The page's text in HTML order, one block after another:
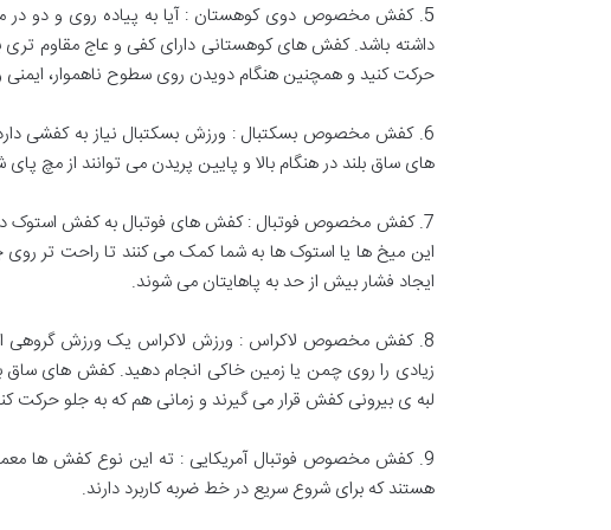
5. کفش مخصوص دوی کوهستان : آیا به پیاده روی و دو در
داشته باشد. کفش های کوهستانی دارای کفی و عاج مقاوم
حرکت کنید و همچنین هنگام دویدن روی سطوح ناهموار،
6. کفش مخصوص بسکتبال : ورزش بسکتبال نیاز به کفشی
های ساق بلند در هنگام بالا و پایین پریدن می توانند از مچ
7. کفش مخصوص فوتبال : کفش های فوتبال به کفش استوک
این میخ ها یا استوک ها به شما کمک می کنند تا راحت تر
ایجاد فشار بیش از حد به پاهایتان می شوند.
8. کفش مخصوص لاکراس : ورزش لاکراس یک ورزش گروهی است
زیادی را روی چمن یا زمین خاکی انجام دهید. کفش های ساق
لبه ی بیرونی کفش قرار می گیرند و زمانی هم که به جلو
9. کفش مخصوص فوتبال آمریکایی : ته این نوع کفش ها
هستند که برای شروع سریع در خط ضربه کاربرد دارند.